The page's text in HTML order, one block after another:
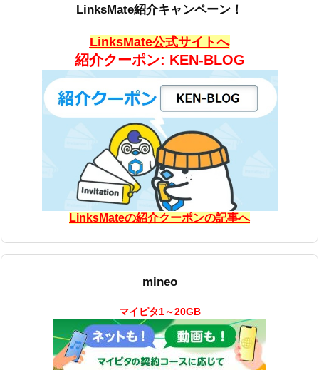
LinksMate紹介キャンペーン！
LinksMate公式サイトへ
紹介クーポン: KEN-BLOG
LinksMateの紹介クーポンの記事へ
mineo
マイピタ1～20GB